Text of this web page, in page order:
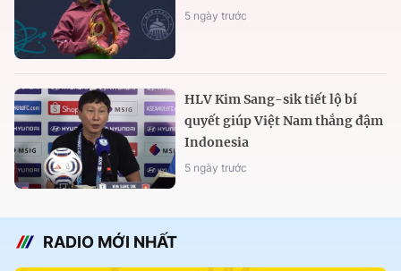
5 ngày trước
HLV Kim Sang-sik tiết lộ bí
quyết giúp Việt Nam thắng đậm
Indonesia
5 ngày trước
RADIO MỚI NHẤT